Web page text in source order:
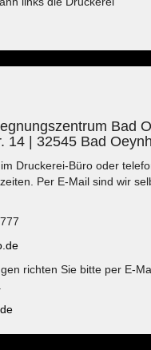
Bad
14 | 32545 Bad
Druckerei-Büro oder
Per E-Mail sind wir
richten Sie bitte per E-